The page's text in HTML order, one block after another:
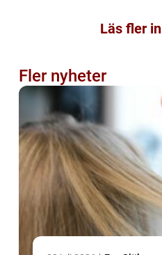
Läs fler
Fler nyheter